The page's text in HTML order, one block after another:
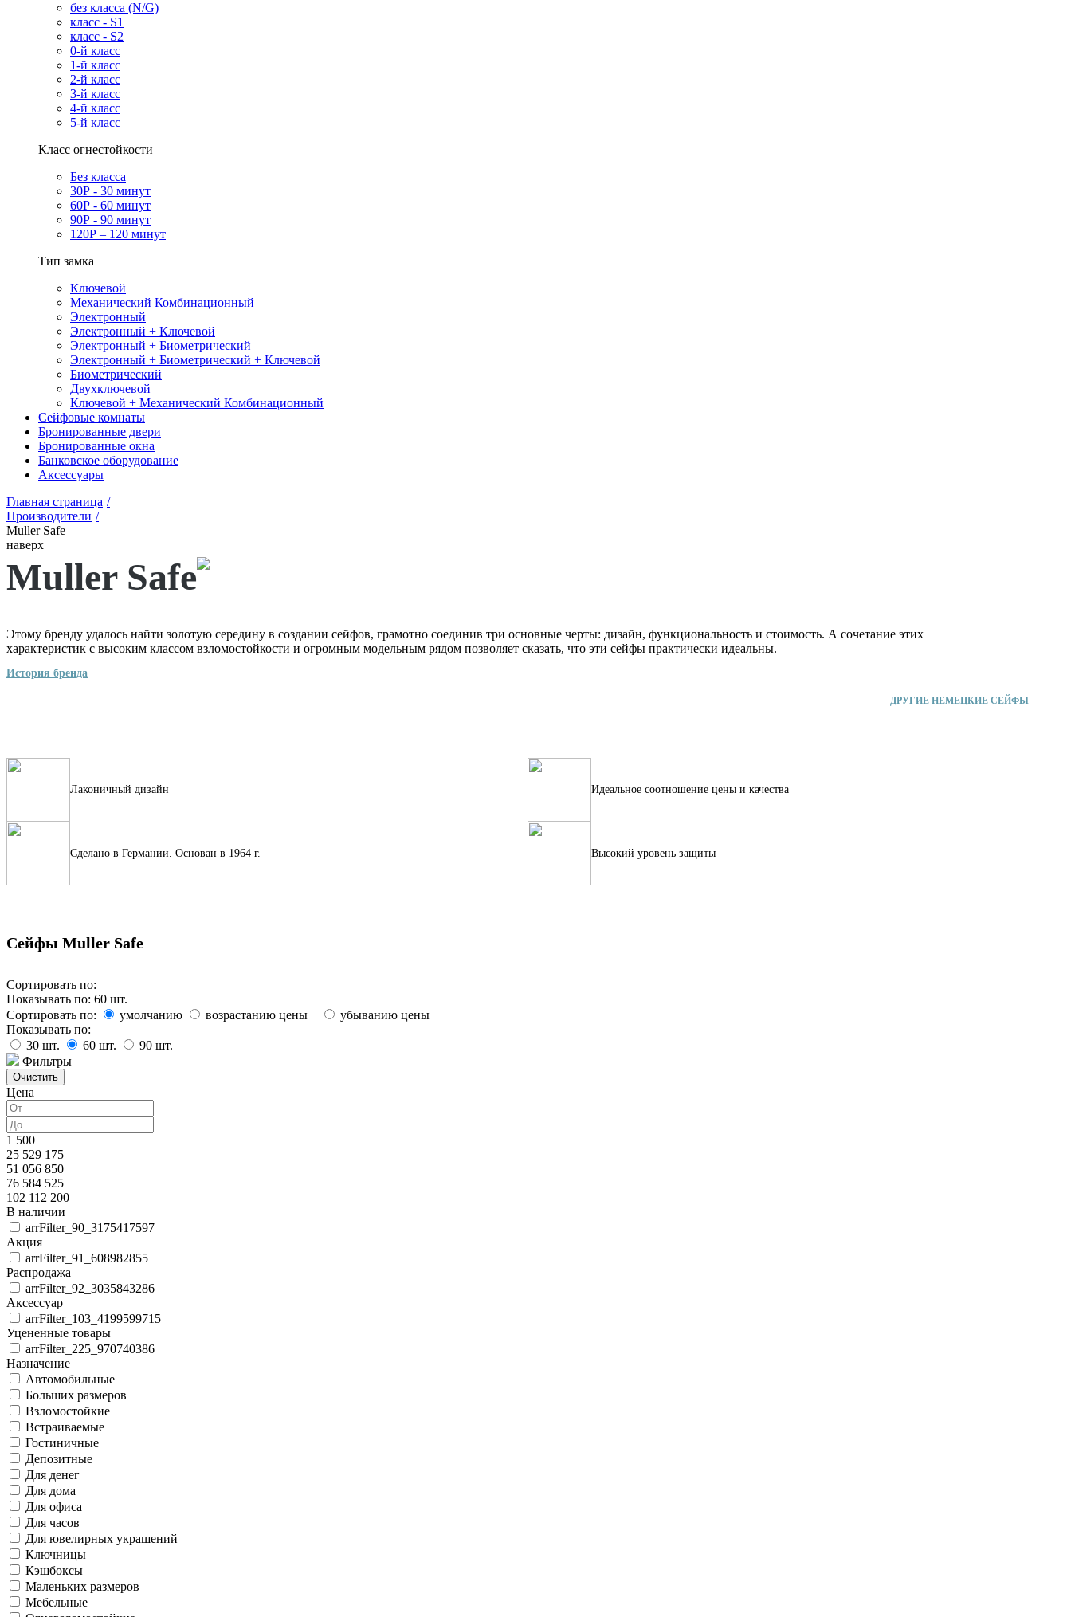
без класса (N/G)
класс - S1
класс - S2
0-й класс
1-й класс
2-й класс
3-й класс
4-й класс
5-й класс
Класс огнестойкости
Без класса
30Р - 30 минут
60Р - 60 минут
90Р - 90 минут
120Р – 120 минут
Тип замка
Ключевой
Механический Комбинационный
Электронный
Электронный + Ключевой
Электронный + Биометрический
Электронный + Биометрический + Ключевой
Биометрический
Двухключевой
Ключевой + Механический Комбинационный
Сейфовые комнаты
Бронированные двери
Бронированные окна
Банковское оборудование
Аксессуары
Главная страница /
Производители /
Muller Safe
наверх
Muller Safe
Этому бренду удалось найти золотую середину в создании сейфов, грамотно соединив три основные черты: дизайн, функциональность и стоимость. А сочетание этих
характеристик с высоким классом взломостойкости и огромным модельным рядом позволяет сказать, что эти сейфы практически идеальны.
История бренда
ДРУГИЕ НЕМЕЦКИЕ СЕЙФЫ
Лаконичный дизайн Идеальное соотношение цены и качества
Сделано в Германии. Основан в 1964 г. Высокий уровень защиты
Сейфы Muller Safe
Сортировать по:
Показывать по: 60 шт.
Сортировать по:
умолчанию возрастанию цены
убыванию цены
Показывать по:
30 шт. 60 шт. 90 шт.
Фильтры
Цена
1 500
25 529 175
51 056 850
76 584 525
102 112 200
В наличии
arrFilter_90_3175417597
Акция
arrFilter_91_608982855
Распродажа
arrFilter_92_3035843286
Аксессуар
arrFilter_103_4199599715
Уцененные товары
arrFilter_225_970740386
Назначение
Автомобильные
Больших размеров
Взломостойкие
Встраиваемые
Гостиничные
Депозитные
Для денег
Для дома
Для офиса
Для часов
Для ювелирных украшений
Ключницы
Кэшбоксы
Маленьких размеров
Мебельные